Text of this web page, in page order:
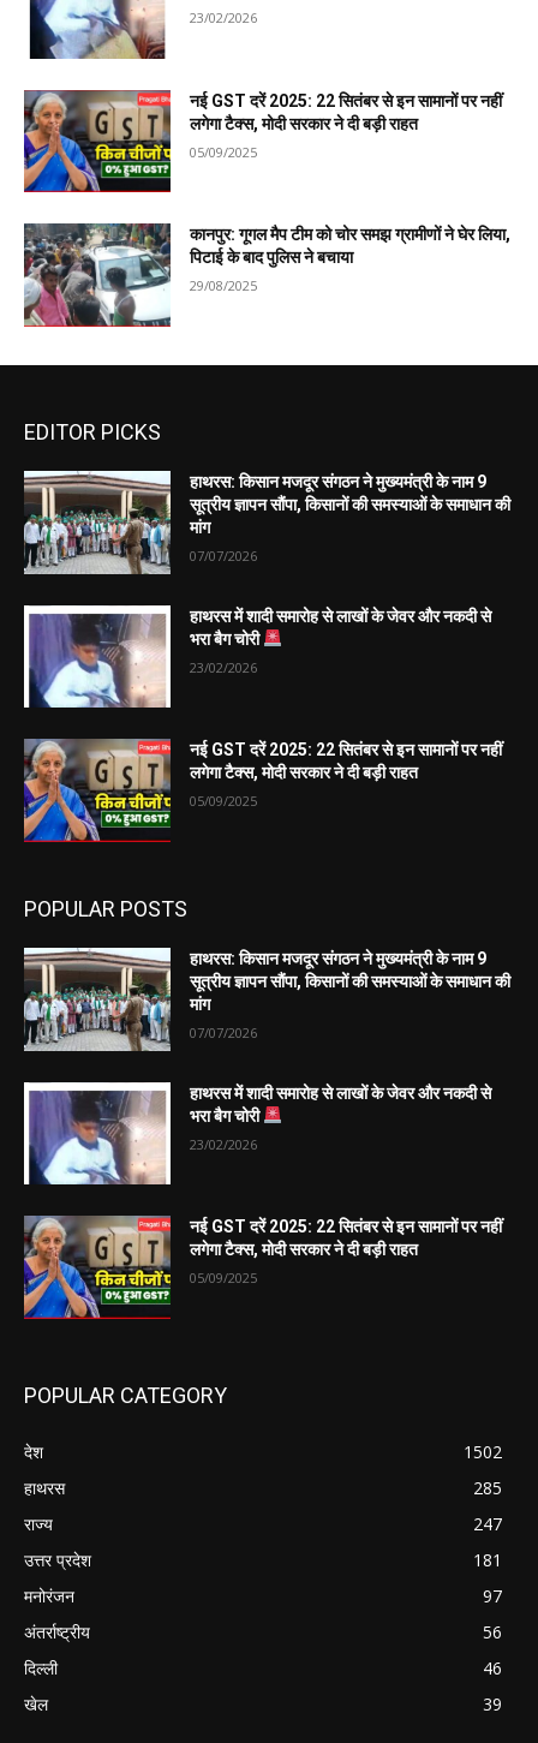
23/02/2026
नई GST दरें 2025: 22 सितंबर से इन सामानों पर नहीं
लगेगा टैक्स, मोदी सरकार ने दी बड़ी राहत
05/09/2025
कानपुर: गूगल मैप टीम को चोर समझ ग्रामीणों ने घेर लिया,
पिटाई के बाद पुलिस ने बचाया
29/08/2025
EDITOR PICKS
हाथरस: किसान मजदूर संगठन ने मुख्यमंत्री के नाम 9
सूत्रीय ज्ञापन सौंपा, किसानों की समस्याओं के समाधान की
मांग
07/07/2026
हाथरस में शादी समारोह से लाखों के जेवर और नकदी से
भरा बैग चोरी
23/02/2026
नई GST दरें 2025: 22 सितंबर से इन सामानों पर नहीं
लगेगा टैक्स, मोदी सरकार ने दी बड़ी राहत
05/09/2025
POPULAR POSTS
हाथरस: किसान मजदूर संगठन ने मुख्यमंत्री के नाम 9
सूत्रीय ज्ञापन सौंपा, किसानों की समस्याओं के समाधान की
मांग
07/07/2026
हाथरस में शादी समारोह से लाखों के जेवर और नकदी से
भरा बैग चोरी
23/02/2026
नई GST दरें 2025: 22 सितंबर से इन सामानों पर नहीं
लगेगा टैक्स, मोदी सरकार ने दी बड़ी राहत
05/09/2025
POPULAR CATEGORY
देश
1502
हाथरस
285
राज्य
247
उत्तर प्रदेश
181
मनोरंजन
97
अंतर्राष्ट्रीय
56
दिल्ली
46
खेल
39